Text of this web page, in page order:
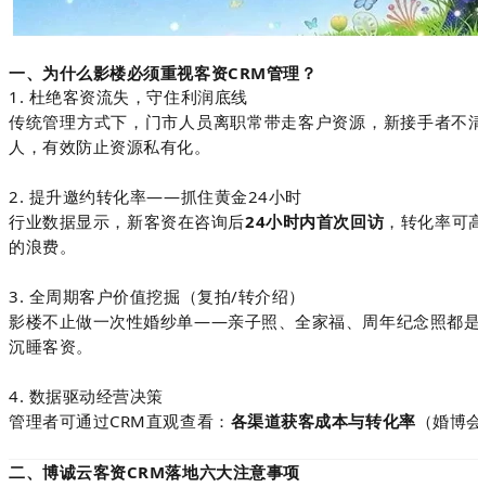
一、为什么影楼必须重视客资CRM管理？
1. 杜绝客资流失，守住利润底线
传统管理方式下，门市人员离职常带走客户资源，新接手者
人，有效防止资源私有化。
2. 提升邀约转化率——抓住黄金24小时
行业数据显示，新客资在咨询后24小时内首次回访 ，转化率
的浪费。
3. 全周期客户价值挖掘（复拍/转介绍）
影楼不止做一次性婚纱单——亲子照、全家福、周年纪念照都
沉睡客资。
4. 数据驱动经营决策
管理者可通过CRM直观查看： 各渠道获客成本与转化率 （婚
二、博诚云客资CRM落地六大注意事项